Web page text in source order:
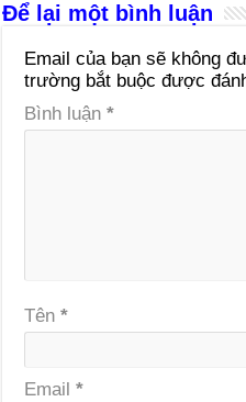
Để lại một bình luận
Email của bạn sẽ không
trường bắt buộc được
Bình luận*
Tên*
Email*